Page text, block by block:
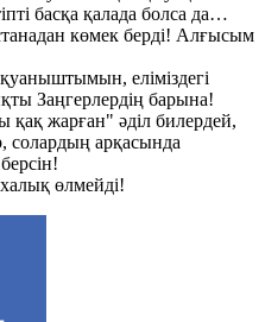
басқа қалада болса да…
көмек берді! Алғысым
еліміздегі
Заңгерлердің барына!
жарған" әділ билердей,
солардың арқасында
өлмейді!